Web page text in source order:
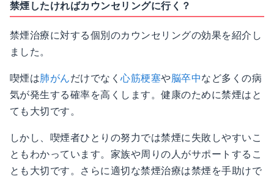
禁煙したければカウンセリングに行く？
禁煙治療に対する個別のカウンセリングの効果を紹介し
ました。
喫煙は肺がんだけでなく心筋梗塞や脳卒中など多くの病
気が発生する確率を高くします。健康のために禁煙はと
ても大切です。
しかし、喫煙者ひとりの努力では禁煙に失敗しやすいこ
ともわかっています。家族や周りの人がサポートするこ
とも大切です。さらに適切な禁煙治療は禁煙を手助けで